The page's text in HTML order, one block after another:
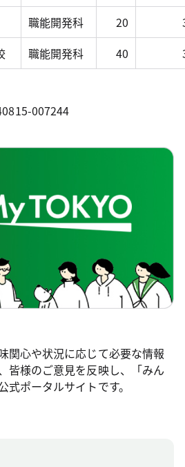
職能開発科 20
職能開発科 40
007244
関心や状況に応じて必要な情報
皆様のご意見を反映し、「みん
ポータルサイトです。